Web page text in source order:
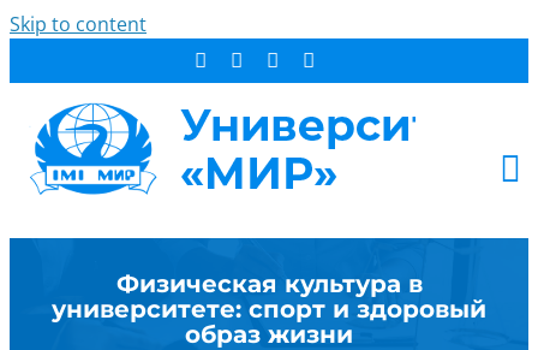
Skip to content
ДОПОБРАЗОВАНИЕ
Физическая культура в
университете: спорт и здоровый
образ жизни